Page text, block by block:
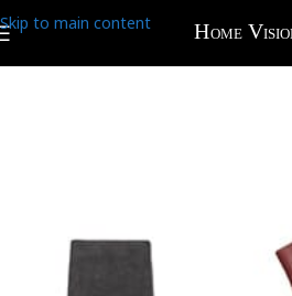
Skip to main content